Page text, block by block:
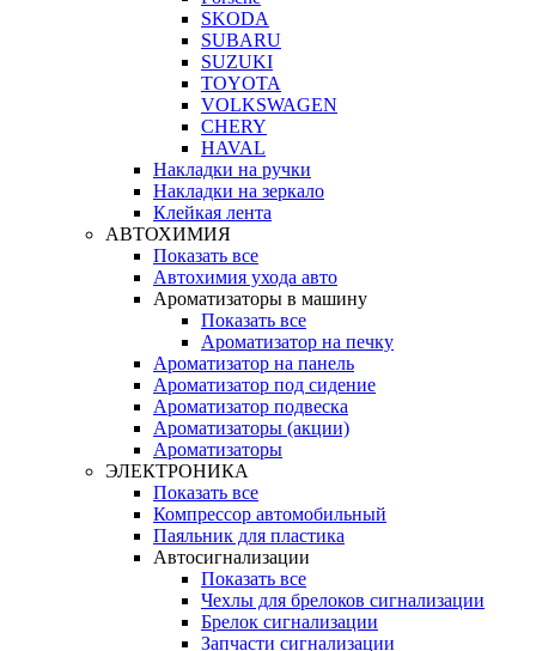
SKODA
SUBARU
SUZUKI
TOYOTA
VOLKSWAGEN
CHERY
HAVAL
Накладки на ручки
Накладки на зеркало
Клейкая лента
АВТОХИМИЯ
Показать все
Автохимия ухода авто
Ароматизаторы в машину
Показать все
Ароматизатор на печку
Ароматизатор на панель
Ароматизатор под сидение
Ароматизатор подвеска
Ароматизаторы (акции)
Ароматизаторы
ЭЛЕКТРОНИКА
Показать все
Компрессор автомобильный
Паяльник для пластика
Автосигнализации
Показать все
Чехлы для брелоков сигнализации
Брелок сигнализации
Запчасти сигнализации